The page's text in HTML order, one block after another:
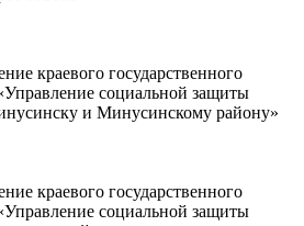
краевого государственного
социальной защиты
и Минусинскому району»
краевого государственного
социальной защиты